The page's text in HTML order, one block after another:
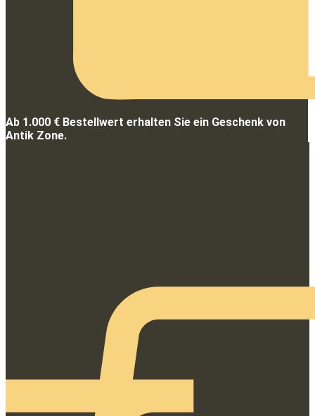
Ab 1.000 € Bestellwert erhalten Sie ein Geschenk von
Antik Zone.